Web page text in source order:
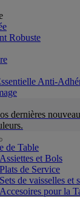
Robuste
Anti-
dernières
de Table
Assiettes et Bols
Plats de Service
Sets de vaisselles et
Accesoires pour la